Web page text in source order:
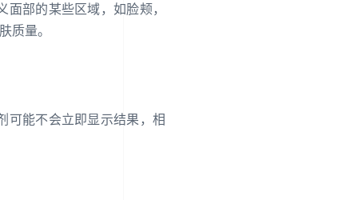
部的某些区域，如脸颊，
质量。
可能不会立即显示结果，相